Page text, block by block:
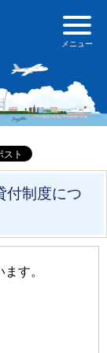
付制度につ
す。